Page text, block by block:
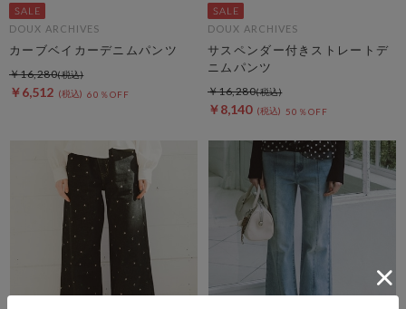
DOUX ARCHIVES
カーブベイカーデニムパンツ
￥6,512 60％OFF
￥16,280
DOUX ARCHIVES
サスペンダー付きストレートデ
ニムパンツ
￥8,140 50％OFF
￥16,280